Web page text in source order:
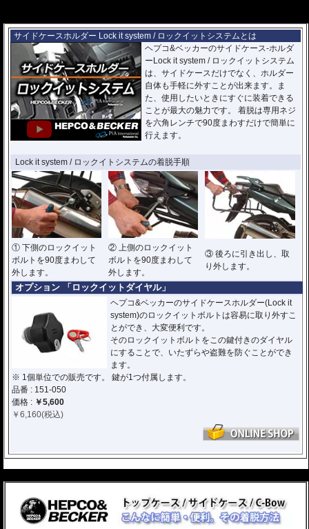
サイドケースホルダー Lock it system / ロックイットシステムとは
ヘプコ&ベッカーのサイドケース-ホルダ
ーLock it system / ロックイットシステム
は、サイドケースだけでなく、ホルダー
自体も手軽に外すことが出来ます。ま
た、使用したいときにすぐに装着できる
ことが最大の魅力です。 着脱は専用ネジ
を六角レンチで90度まわすだけで簡単に
行えます。
Lock it system / ロックイトシステムの着脱手順
① 下側のロックイット
ボルトを90度まわして
外します。
② 上側のロックイット
ボルトを90度まわして
外します。
③ 後ろに引き出し、取
り外します。
オプション 「ロックイットダイヤル」
ヘプコ&ベッカーのサイドケースホルダー(Lock it
system)のロックイットボルトは容易に取り外すこ
とができ、大変便利です。
そのロックイットボルトをこの鍵付きのダイヤル
にすることで、いたずらや盗難を防ぐことができ
ます。
※ 1個単位での販売です。 鍵が1つ付属します。
品番 : 151-050
価格 : ￥5,600
￥6,160(税込)